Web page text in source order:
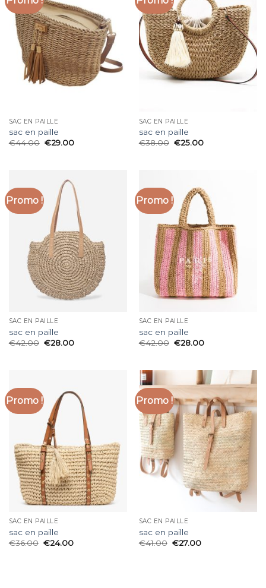
SAC EN PAILLE
sac en paille
€44.00 €29.00
SAC EN PAILLE
sac en paille
€38.00 €25.00
Promo !
SAC EN PAILLE
sac en paille
€42.00 €28.00
Promo !
SAC EN PAILLE
sac en paille
€42.00 €28.00
Promo !
SAC EN PAILLE
sac en paille
€36.00 €24.00
Promo !
SAC EN PAILLE
sac en paille
€41.00 €27.00